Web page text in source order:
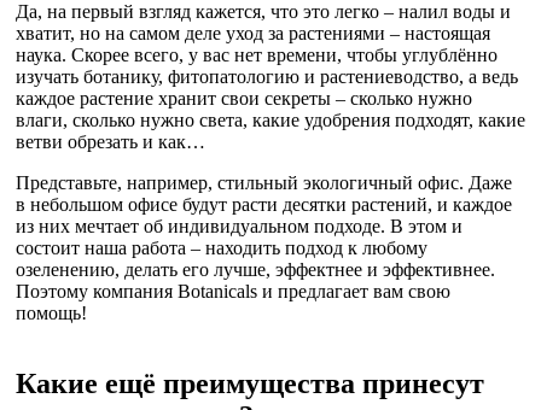
Да, на первый взгляд кажется, что это легко – налил воды и
хватит, но на самом деле уход за растениями – настоящая
наука. Скорее всего, у вас нет времени, чтобы углублённо
изучать ботанику, фитопатологию и растениеводство, а ведь
каждое растение хранит свои секреты – сколько нужно
влаги, сколько нужно света, какие удобрения подходят, какие
ветви обрезать и как…
Представьте, например, стильный экологичный офис. Даже
в небольшом офисе будут расти десятки растений, и каждое
из них мечтает об индивидуальном подходе. В этом и
состоит наша работа – находить подход к любому
озеленению, делать его лучше, эффектнее и эффективнее.
Поэтому компания Botanicals и предлагает вам свою
помощь!
Какие ещё преимущества принесут